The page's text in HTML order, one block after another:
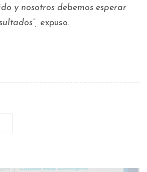
y nosotros debemos esperar
expuso.